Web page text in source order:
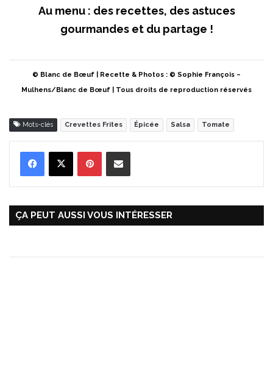
Au menu : des recettes, des astuces
gourmandes et du partage !
© Blanc de Bœuf | Recette & Photos : © Sophie François –
Mulhens/Blanc de Bœuf | Tous droits de reproduction réservés
Mots-clés Crevettes Frites Épicée Salsa Tomate
ÇA PEUT AUSSI VOUS INTÉRESSER